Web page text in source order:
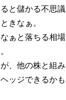
と儲かる不思議
きなぁ。
ぁと落ちる相場
、他の株と組み
ッジできるかも